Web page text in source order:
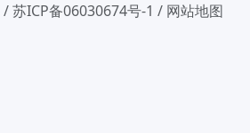
/苏ICP备06030674号-1 / 网站地图